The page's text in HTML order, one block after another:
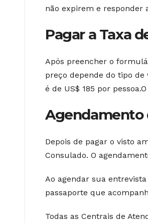
não expirem e responder
Pagar a Taxa
Após preencher o
preço depende do tipo de
é de US$ 185 por
Agendamento
Depois de pagar o visto
Consulado. O
Ao agendar sua
passaporte que
Todas as Centrais de